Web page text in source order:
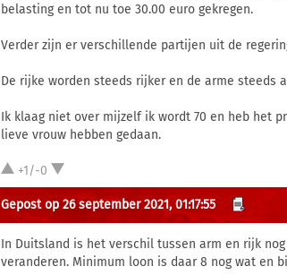
belasting en tot nu toe 30.00 euro gekregen.
Verder zijn er verschillende partijen uit de
De rijke worden steeds rijker en de arme steeds
Ik klaag niet over mijzelf ik wordt 70 en heb het
lieve vrouw hebben gedaan.
+1/-0
Gepost op 26 september 2021, 01:17:55
In Duitsland is het verschil tussen arm en rijk
veranderen. Minimum loon is daar 8 nog wat en